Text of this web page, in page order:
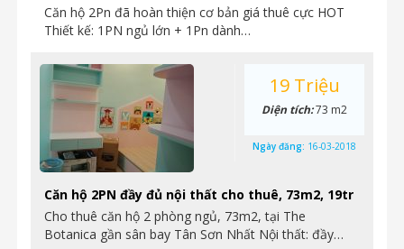
Căn hộ 2Pn đã hoàn thiện cơ bản giá thuê cực HOT
Thiết kế: 1PN ngủ lớn + 1Pn dành…
Căn hộ 2PN đầy đủ nội thất cho thuê, 73m2, 19tr
Cho thuê căn hộ 2 phòng ngủ, 73m2, tại The
Botanica gần sân bay Tân Sơn Nhất Nội thất: đầy…
19 Triệu
Diện tích:73 m2
Ngày đăng: 16-03-2018